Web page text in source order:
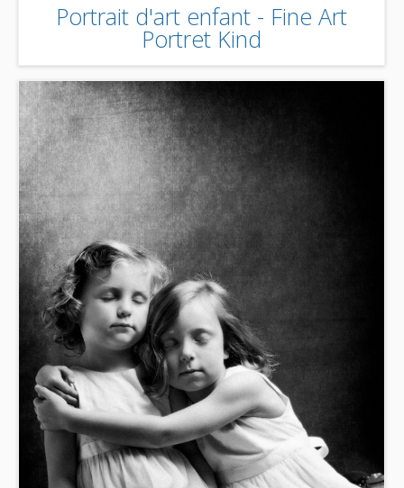
Portrait d'art enfant - Fine Art
Portret Kind